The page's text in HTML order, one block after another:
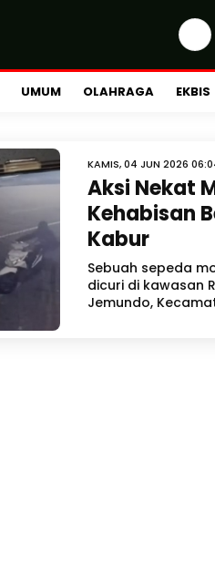
UMUM OLAHRAGA EKBIS
KAMIS, 04 JUN 2026
Aksi Nekat
Kehabisan
Kabur
Sebuah sepeda
dicuri di kawasan
Jemundo,